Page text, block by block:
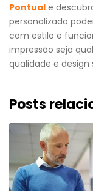
Pontual e
personalizado
com estilo e
impressão seja
qualidade e design
Posts